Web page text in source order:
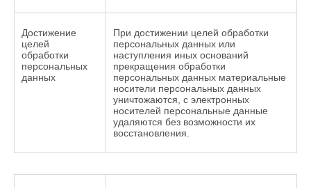
Достижение
целей
обработки
персональных
данных
При достижении целей обработки
персональных данных или
наступления иных оснований
прекращения обработки
персональных данных материальные
носители персональных данных
уничтожаются, с электронных
носителей персональные данные
удаляются без возможности их
восстановления.